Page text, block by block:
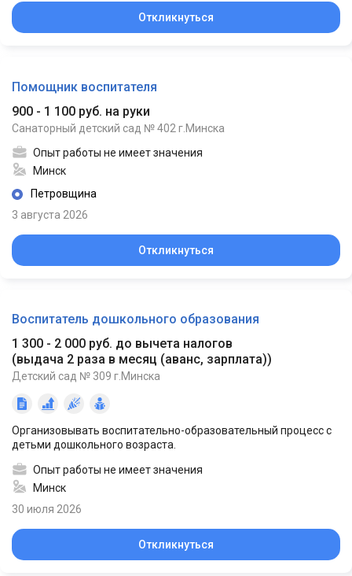
Откликнуться
Помощник воспитателя
900 - 1 100 руб. на руки
Санаторный детский сад № 402 г.Минска
Опыт работы не имеет значения
Минск
Петровщина
3 августа 2026
Откликнуться
Воспитатель дошкольного образования
1 300 - 2 000 руб. до вычета налогов
(выдача 2 раза в месяц (аванс, зарплата))
Детский сад № 309 г.Минска
Организовывать воспитательно-образовательный процесс с
детьми дошкольного возраста.
Опыт работы не имеет значения
Минск
30 июля 2026
Откликнуться